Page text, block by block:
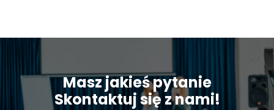
Masz jakieś pytanie
Skontaktuj się z nami!